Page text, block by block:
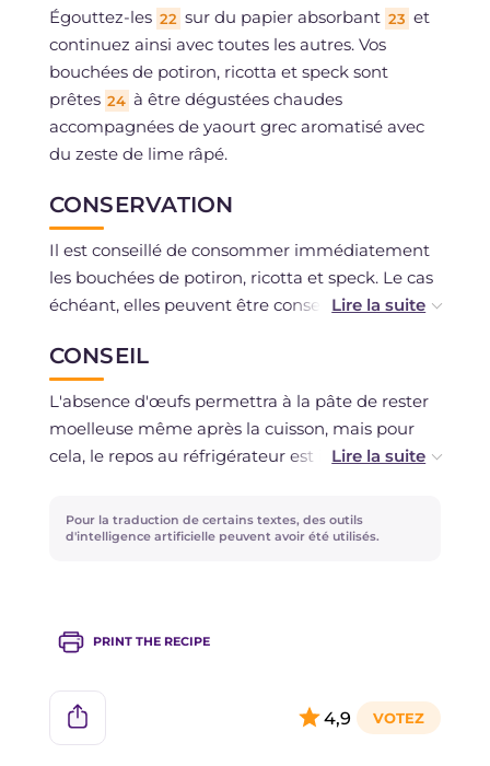
Égouttez-les 22 sur du papier absorbant 23 et
continuez ainsi avec toutes les autres. Vos
bouchées de potiron, ricotta et speck sont
prêtes 24 à être dégustées chaudes
accompagnées de yaourt grec aromatisé avec
du zeste de lime râpé.
CONSERVATION
Il est conseillé de consommer immédiatement
les bouchées de potiron, ricotta et speck. Le cas
échéant, elles peuvent être conservées au
congelées crues : dans ce cas, il suffira de suivre
le procédé décrit en prenant soin de cuire à une
température légèrement plus basse et pendant
un peu plus longtemps.
CONSEIL
L'absence d'œufs permettra à la pâte de rester
moelleuse même après la cuisson, mais pour
cela, le repos au réfrigérateur est indispensable.
chaude. Vous pouvez faire une double panure si
vous préférez une surface encore plus
Pour la traduction de certains textes, des outils
d'intelligence artificielle peuvent avoir été utilisés.
PRINT THE RECIPE
4,9